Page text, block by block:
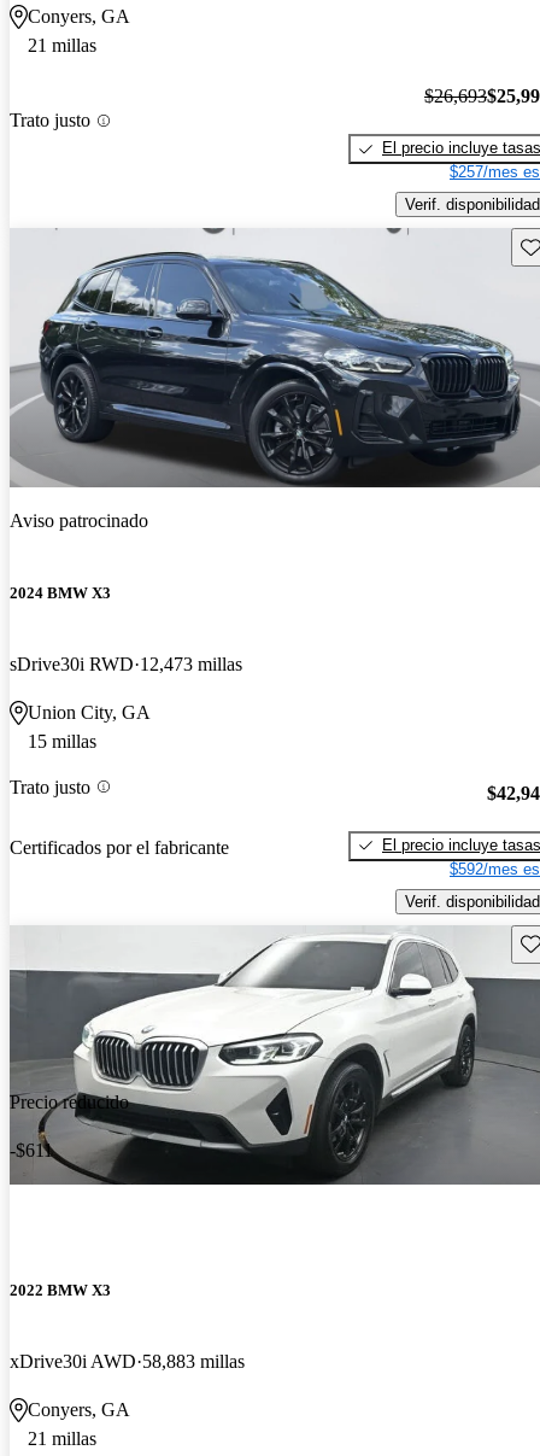
Conyers, GA
21 millas
Trato justo
$26,693
El precio incluye tasas
$257/mes
Verif. disponibilidad
Aviso patrocinado
2024 BMW X3
sDrive30i RWD 12,473 millas
Union City, GA
15 millas
Trato justo
Certificados por el fabricante
El precio incluye tasas
$592/mes
Verif. disponibilidad
Precio reducido
-$611
2022 BMW X3
xDrive30i AWD 58,883 millas
Conyers, GA
21 millas